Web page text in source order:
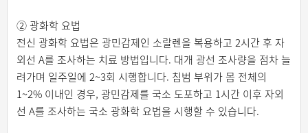
② 광화학 요법
전신 광화학 요법은 광민감제인 소랄렌을 복용하고 2시간 후 자
외선 A를 조사하는 치료 방법입니다. 대개 광선 조사량을 점차 늘
려가며 일주일에 2~3회 시행합니다. 침범 부위가 몸 전체의
1~2% 이내인 경우, 광민감제를 국소 도포하고 1시간 이후 자외
선 A를 조사하는 국소 광화학 요법을 시행할 수 있습니다.